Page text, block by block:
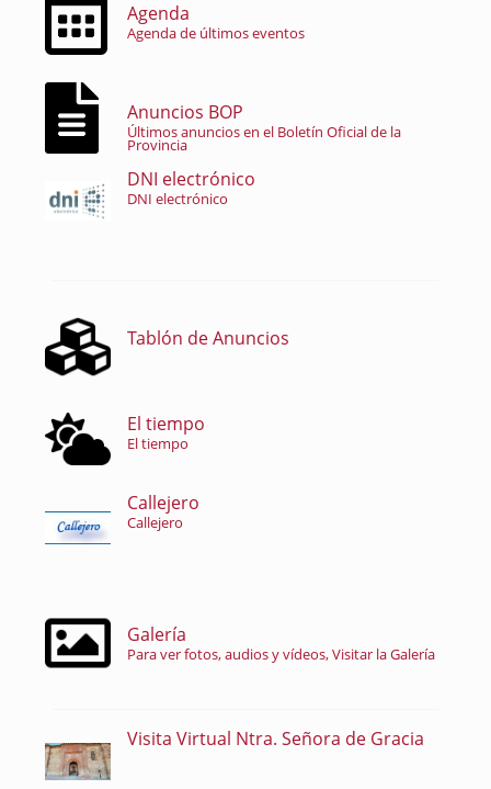
Agenda
Agenda de últimos eventos
Anuncios BOP
Últimos anuncios en el Boletín Oficial de la
Provincia
DNI electrónico
DNI electrónico
Tablón de Anuncios
El tiempo
El tiempo
Callejero
Callejero
Galería
Para ver fotos, audios y vídeos, Visitar la Galería
Visita Virtual Ntra. Señora de Gracia